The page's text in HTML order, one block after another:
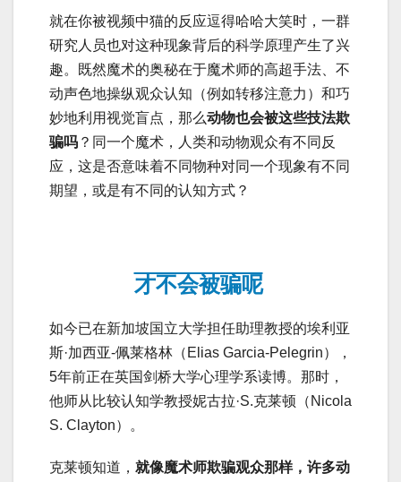
就在你被视频中猫的反应逗得哈哈大笑时，一群
研究人员也对这种现象背后的科学原理产生了兴
趣。既然魔术的奥秘在于魔术师的高超手法、不
动声色地操纵观众认知（例如转移注意力）和巧
妙地利用视觉盲点，那么动物也会被这些技法欺
骗吗 ？同一个魔术，人类和动物观众有不同反
应，这是否意味着不同物种对同一个现象有不同
期望，或是有不同的认知方式？
才不会被骗呢
如今已在新加坡国立大学担任助理教授的埃利亚
斯·加西亚-佩莱格林（Elias Garcia-Pelegrin），
5年前正在英国剑桥大学心理学系读博。那时，
他师从比较认知学教授妮古拉·S.克莱顿（Nicola
S. Clayton）。
克莱顿知道， 就像魔术师欺骗观众那样，许多动